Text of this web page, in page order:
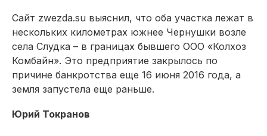
Сайт zwezda.su выяснил, что оба участка лежат в
нескольких километрах южнее Чернушки возле
села Слудка – в границах бывшего ООО «Колхоз
Комбайн». Это предприятие закрылось по
причине банкротства еще 16 июня 2016 года, а
земля запустела еще раньше.
Юрий Токранов